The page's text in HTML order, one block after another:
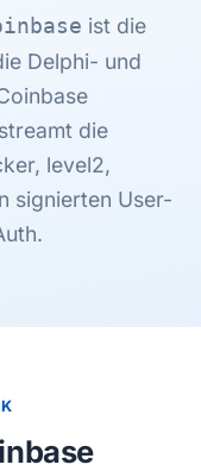
ist die
Delphi- und
die
level2,
signierten User-